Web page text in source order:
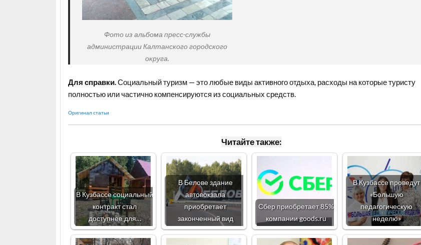
Фото из альбома пресс-службы
администрации Калтанского городского
округа.
Для справки.Социальный туризм — это любые виды активного отдыха, расходы на которые туристу
полностью или частично компенсируются из социальных средств.
Оригинал статьи
Читайте также:
В Кузбассе социальный
контракт стал
доступнее для…
В Белове здание
автовокзала
приобретает
законченный вид
Сбер приобретает 85%
компании goods.ru
В Кузбассе проведут
«Большую
педагогическую
неделю»